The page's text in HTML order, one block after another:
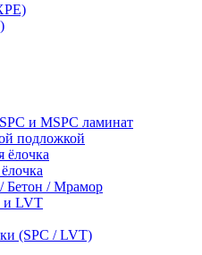
и MSPC ламинат
подложкой
ёлочка
Бетон / Мрамор
и LVT
(SPC / LVT)